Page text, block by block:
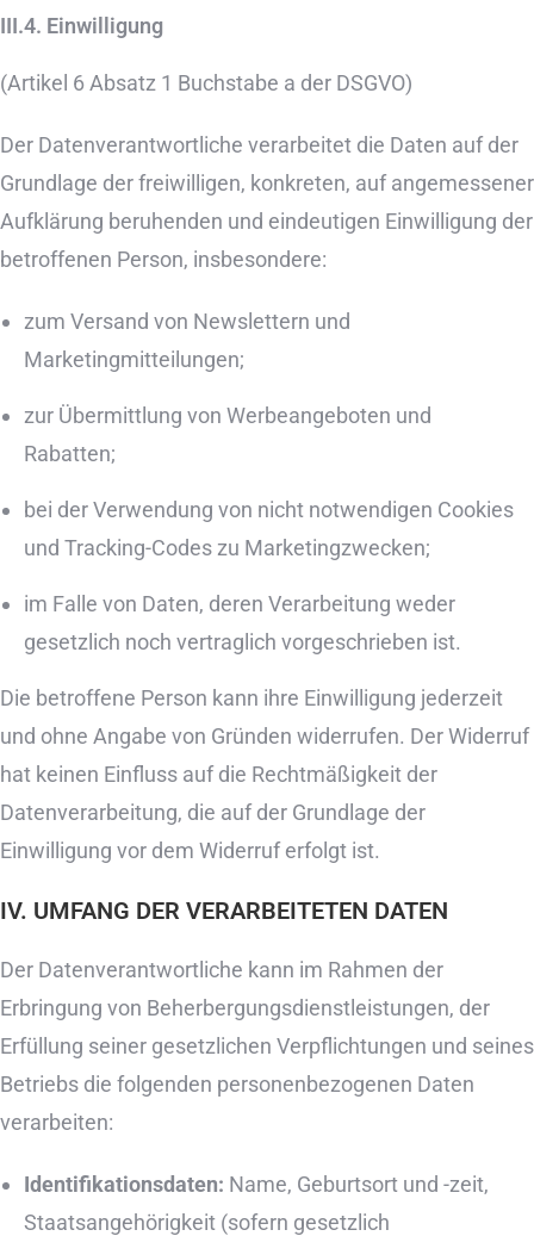
III.4. Einwilligung
(Artikel 6 Absatz 1 Buchstabe a der DSGVO)
Der Datenverantwortliche verarbeitet die Daten auf der
Grundlage der freiwilligen, konkreten, auf angemessener
Aufklärung beruhenden und eindeutigen Einwilligung der
betroffenen Person, insbesondere:
zum Versand von Newslettern und
Marketingmitteilungen;
zur Übermittlung von Werbeangeboten und
Rabatten;
bei der Verwendung von nicht notwendigen Cookies
und Tracking-Codes zu Marketingzwecken;
im Falle von Daten, deren Verarbeitung weder
gesetzlich noch vertraglich vorgeschrieben ist.
Die betroffene Person kann ihre Einwilligung jederzeit
und ohne Angabe von Gründen widerrufen. Der Widerruf
hat keinen Einfluss auf die Rechtmäßigkeit der
Datenverarbeitung, die auf der Grundlage der
Einwilligung vor dem Widerruf erfolgt ist.
IV. UMFANG DER VERARBEITETEN DATEN
Der Datenverantwortliche kann im Rahmen der
Erbringung von Beherbergungsdienstleistungen, der
Erfüllung seiner gesetzlichen Verpflichtungen und seines
Betriebs die folgenden personenbezogenen Daten
verarbeiten:
Identifikationsdaten: Name, Geburtsort und -zeit,
Staatsangehörigkeit (sofern gesetzlich